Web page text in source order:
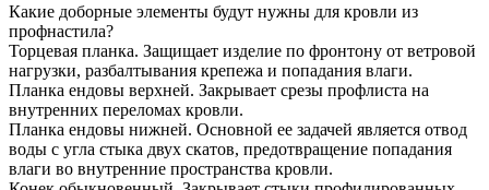
Какие доборные элементы будут нужны для кровли из
профнастила?
Торцевая планка. Защищает изделие по фронтону от ветровой
нагрузки, разбалтывания крепежа и попадания влаги.
Планка ендовы верхней. Закрывает срезы профлиста на
внутренних переломах кровли.
Планка ендовы нижней. Основной ее задачей является отвод
воды с угла стыка двух скатов, предотвращение попадания
влаги во внутренние пространства кровли.